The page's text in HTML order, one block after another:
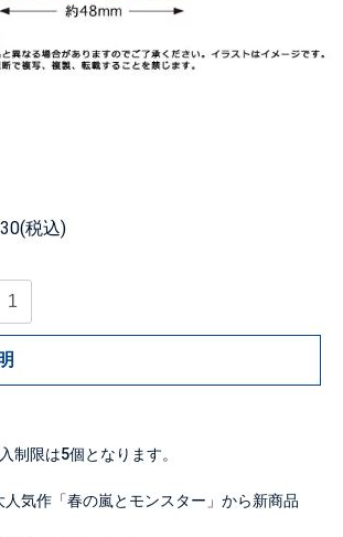
税込)
制限は5個となります。
人気作「春の嵐とモンスター」から新商品